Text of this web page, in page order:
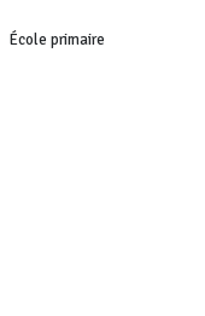
École primaire